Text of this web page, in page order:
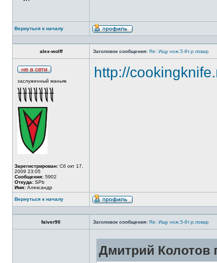
Вернуться к началу
alex-wolff Заголовок сообщения: Re: Ищу нож.5-8т.р.повар
заслуженный маньяк
Зарегистрирован: Сб окт 17,
2009 23:05
Сообщения: 5902
Откуда: SPb
Имя: Александр
http://
Вернуться к началу
faiver90 Заголовок сообщения: Re: Ищу нож.5-8т.р.повар
Дмитрий Колотов